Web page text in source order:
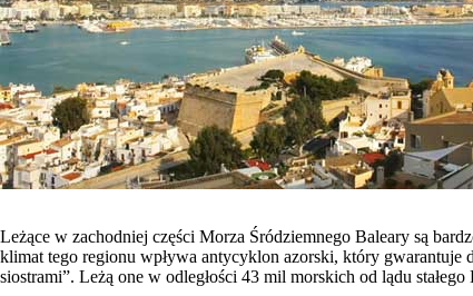
Leżące w zachodniej części Morza Śródziemnego Baleary są
klimat tego regionu wpływa antycyklon azorski, który gwarantuje
siostrami”. Leżą one w odległości 43 mil morskich od lądu stałego